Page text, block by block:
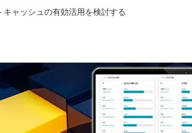
ャッシュの有効活用を検討する